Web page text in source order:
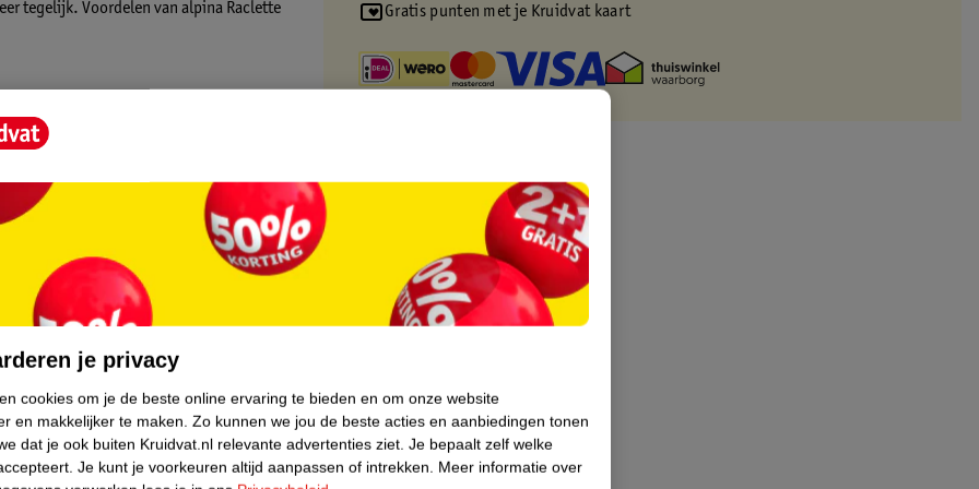
tegelijk. Voordelen van alpina Raclette
– deze raclette biedt alle vrijheid voor
Steengrill
Gratis punten met je Kruidvat kaart
je privacy
cookies om je de beste online ervaring te bieden en om onze website
en makkelijker te maken. Zo kunnen we jou de beste acties en aanbiedingen tonen
dat je ook buiten Kruidvat.nl relevante advertenties ziet. Je bepaalt zelf welke
Je kunt je voorkeuren altijd aanpassen of intrekken. Meer informatie over